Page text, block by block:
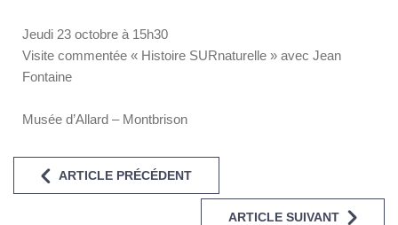
Jeudi 23 octobre à 15h30
Visite commentée « Histoire SURnaturelle » avec Jean
Fontaine
Musée d’Allard – Montbrison
ARTICLE PRÉCÉDENT
ARTICLE SUIVANT